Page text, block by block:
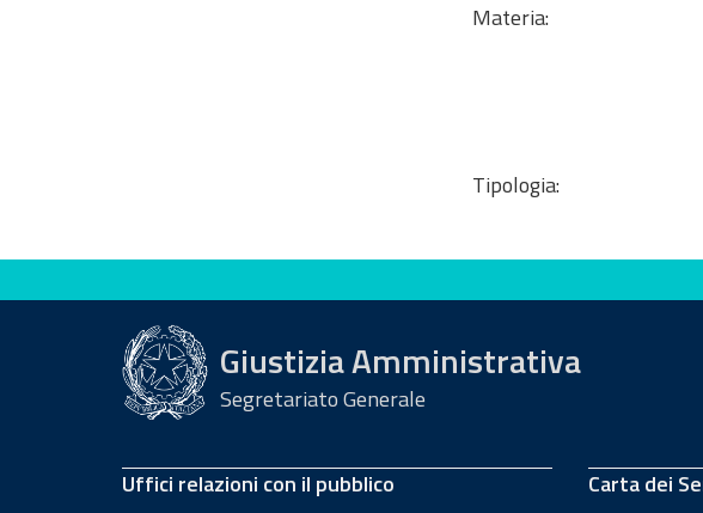
Materia:
Tipologia:
Valuta questo sito
Giustizia Amministrativa
Segretariato Generale
Uffici relazioni con il pubblico Carta dei